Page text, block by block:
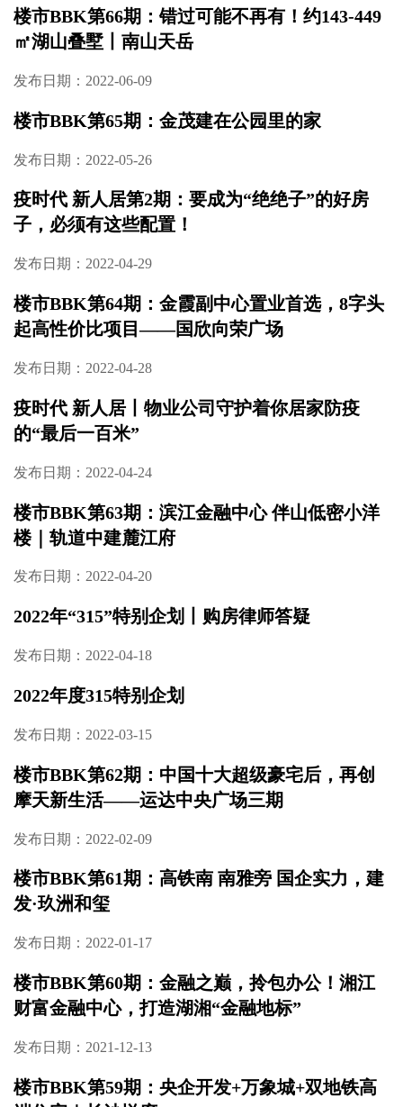
楼市BBK第66期：错过可能不再有！约143-449
㎡湖山叠墅丨南山天岳
发布日期：2022-06-09
楼市BBK第65期：金茂建在公园里的家
发布日期：2022-05-26
疫时代 新人居第2期：要成为“绝绝子”的好房
子，必须有这些配置！
发布日期：2022-04-29
楼市BBK第64期：金霞副中心置业首选，8字头
起高性价比项目——国欣向荣广场
发布日期：2022-04-28
疫时代 新人居丨物业公司守护着你居家防疫
的“最后一百米”
发布日期：2022-04-24
楼市BBK第63期：滨江金融中心 伴山低密小洋
楼｜轨道中建麓江府
发布日期：2022-04-20
2022年“315”特别企划丨购房律师答疑
发布日期：2022-04-18
2022年度315特别企划
发布日期：2022-03-15
楼市BBK第62期：中国十大超级豪宅后，再创
摩天新生活——运达中央广场三期
发布日期：2022-02-09
楼市BBK第61期：高铁南 南雅旁 国企实力，建
发·玖洲和玺
发布日期：2022-01-17
楼市BBK第60期：金融之巅，拎包办公！湘江
财富金融中心，打造湖湘“金融地标”
发布日期：2021-12-13
楼市BBK第59期：央企开发+万象城+双地铁高